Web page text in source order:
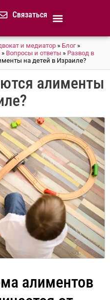
Связаться
и медиатор » Блог»
» Вопросы и ответы » Развод в
на детей в Израиле?
алименты
алиментов